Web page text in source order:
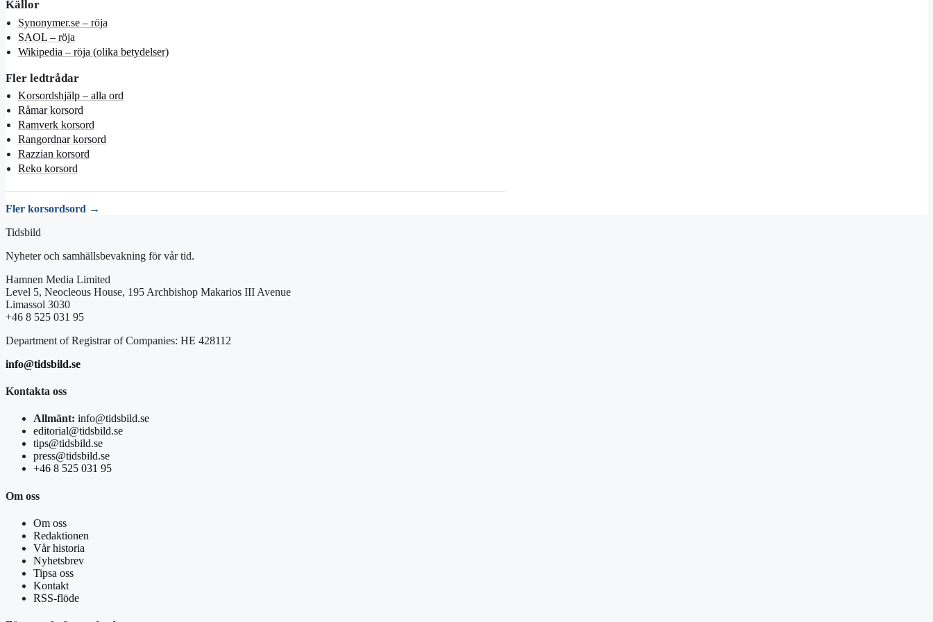
Källor
Synonymer.se – röja
SAOL – röja
Wikipedia – röja (olika betydelser)
Fler ledtrådar
Korsordshjälp – alla ord
Råmar korsord
Ramverk korsord
Rangordnar korsord
Razzian korsord
Reko korsord
Fler korsordsord →
Tidsbild
Nyheter och samhällsbevakning för vår tid.
Hamnen Media Limited
Level 5, Neocleous House, 195 Archbishop Makarios III Avenue
Limassol 3030
+46 8 525 031 95
Department of Registrar of Companies: HE 428112
info@tidsbild.se
Kontakta oss
Allmänt: info@tidsbild.se
editorial@tidsbild.se
tips@tidsbild.se
press@tidsbild.se
+46 8 525 031 95
Om oss
Om oss
Redaktionen
Vår historia
Nyhetsbrev
Tipsa oss
Kontakt
RSS-flöde